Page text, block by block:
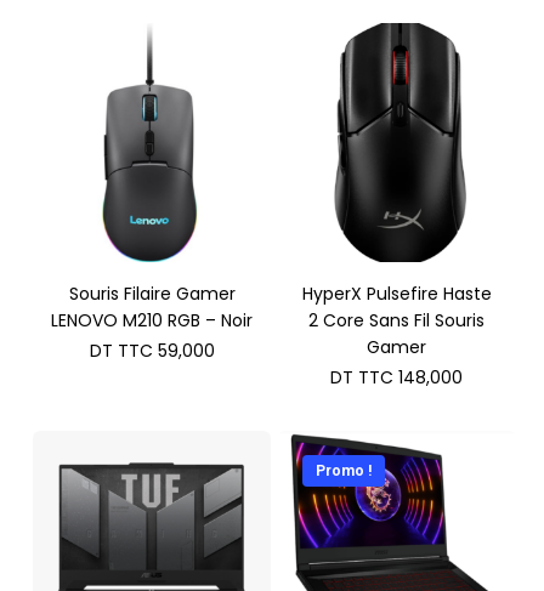
Souris Filaire Gamer
LENOVO M210 RGB – Noir
DT TTC 59,000
HyperX Pulsefire Haste
2 Core Sans Fil Souris
Gamer
DT TTC 148,000
Promo !